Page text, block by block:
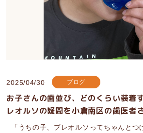
2025/04/30 ブログ
お子さんの歯並び、どのくらい装着
レオルソの疑問を小倉南区の歯医者
「うちの子、プレオルソってちゃんとつ